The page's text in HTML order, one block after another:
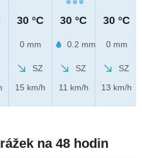
30 °C
0 mm
SZ
15 km/h
30 °C
0.2 mm
SZ
11 km/h
30 °C
0 mm
SZ
13 km/h
na 48 hodin